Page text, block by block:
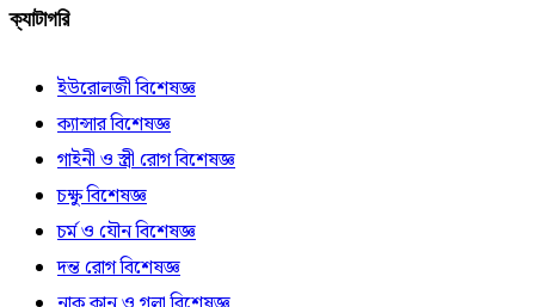
ক্যাটাগরি
ইউরোলজী বিশেষজ্ঞ
ক্যান্সার বিশেষজ্ঞ
গাইনী ও স্ত্রী রোগ বিশেষজ্ঞ
চক্ষু বিশেষজ্ঞ
চর্ম ও যৌন বিশেষজ্ঞ
দন্ত রোগ বিশেষজ্ঞ